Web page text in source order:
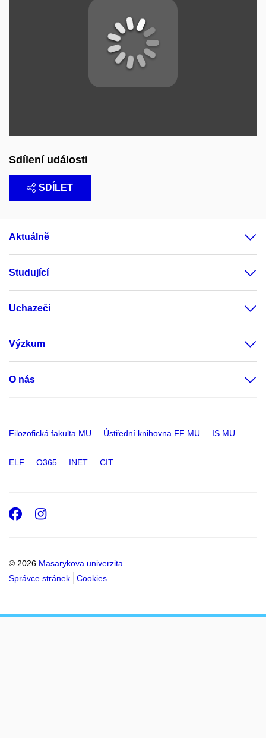
Sdílení události
SDÍLET
Aktuálně
Studující
Uchazeči
Výzkum
O nás
Filozofická fakulta MU Ústřední knihovna FF MU IS MU
ELF O365 INET CIT
© 2026 Masarykova univerzita
Správce stránek
Cookies
Facebook
Instagram